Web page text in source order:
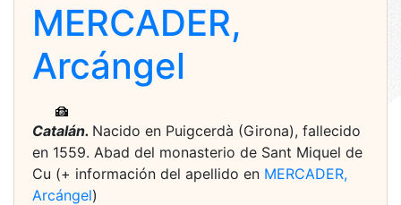
MERCADER,
Arcángel
Catalán. Nacido en Puigcerdà (Girona), fallecido
en 1559. Abad del monasterio de Sant Miquel de
Cu (+ información del apellido en MERCADER,
Arcángel)